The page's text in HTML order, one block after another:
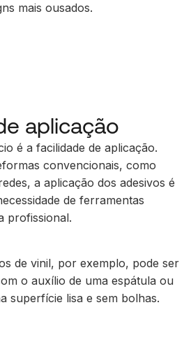
mais ousados.
aplicação
é a facilidade de aplicação.
convencionais, como
a aplicação dos adesivos é
de ferramentas
profissional.
de vinil, por exemplo, pode ser
o auxílio de uma espátula ou
superfície lisa e sem bolhas.